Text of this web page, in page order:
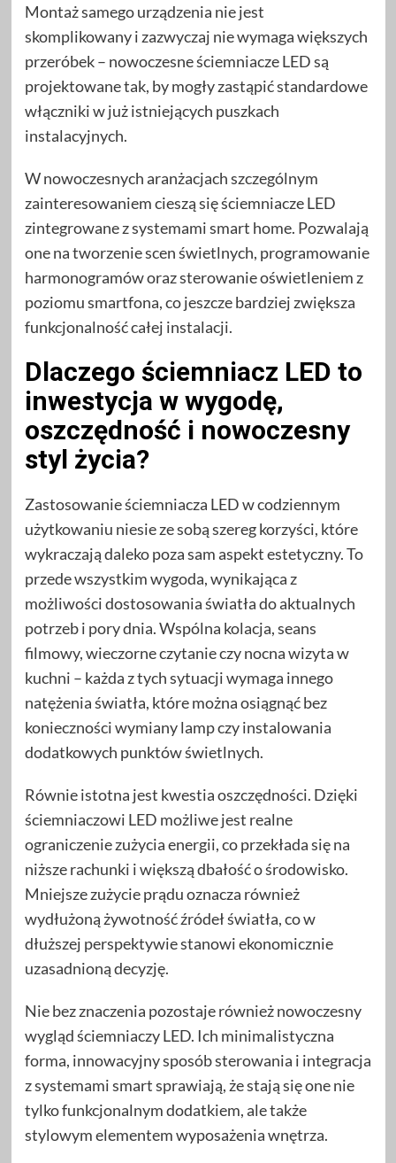
Montaż samego urządzenia nie jest
skomplikowany i zazwyczaj nie wymaga większych
przeróbek – nowoczesne ściemniacze LED są
projektowane tak, by mogły zastąpić standardowe
włączniki w już istniejących puszkach
instalacyjnych.
W nowoczesnych aranżacjach szczególnym
zainteresowaniem cieszą się ściemniacze LED
zintegrowane z systemami smart home. Pozwalają
one na tworzenie scen świetlnych, programowanie
harmonogramów oraz sterowanie oświetleniem z
poziomu smartfona, co jeszcze bardziej zwiększa
funkcjonalność całej instalacji.
Dlaczego ściemniacz LED to
inwestycja w wygodę,
oszczędność i nowoczesny
styl życia?
Zastosowanie ściemniacza LED w codziennym
użytkowaniu niesie ze sobą szereg korzyści, które
wykraczają daleko poza sam aspekt estetyczny. To
przede wszystkim wygoda, wynikająca z
możliwości dostosowania światła do aktualnych
potrzeb i pory dnia. Wspólna kolacja, seans
filmowy, wieczorne czytanie czy nocna wizyta w
kuchni – każda z tych sytuacji wymaga innego
natężenia światła, które można osiągnąć bez
konieczności wymiany lamp czy instalowania
dodatkowych punktów świetlnych.
Równie istotna jest kwestia oszczędności. Dzięki
ściemniaczowi LED możliwe jest realne
ograniczenie zużycia energii, co przekłada się na
niższe rachunki i większą dbałość o środowisko.
Mniejsze zużycie prądu oznacza również
wydłużoną żywotność źródeł światła, co w
dłuższej perspektywie stanowi ekonomicznie
uzasadnioną decyzję.
Nie bez znaczenia pozostaje również nowoczesny
wygląd ściemniaczy LED. Ich minimalistyczna
forma, innowacyjny sposób sterowania i integracja
z systemami smart sprawiają, że stają się one nie
tylko funkcjonalnym dodatkiem, ale także
stylowym elementem wyposażenia wnętrza.